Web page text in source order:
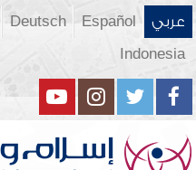
عربي Español
Deutsch
Indonesia